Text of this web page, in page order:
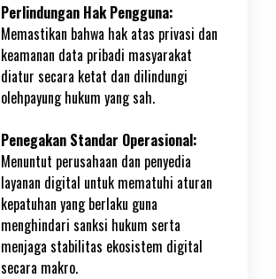
Perlindungan Hak Pengguna:
Memastikan bahwa hak atas privasi dan
keamanan data pribadi masyarakat
diatur secara ketat dan dilindungi
olehpayung hukum yang sah.
Penegakan Standar Operasional:
Menuntut perusahaan dan penyedia
layanan digital untuk mematuhi aturan
kepatuhan yang berlaku guna
menghindari sanksi hukum serta
menjaga stabilitas ekosistem digital
secara makro.